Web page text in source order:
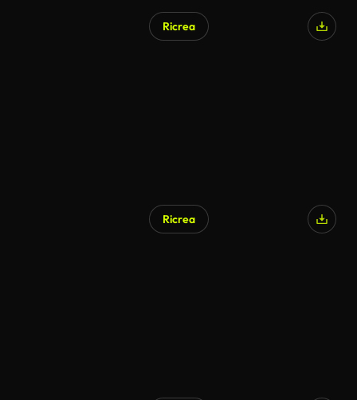
Ricrea
Ricrea